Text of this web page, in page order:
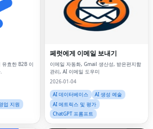
효한 B2B 이
업 지원
페럿에게 이메일 보내기
이메일 자동화, Gmail 생산성, 받은편지함
관리, AI 이메일 도우미
2026-01-04
AI 데이터베이스
AI 생성 예술
AI 메트릭스 및 평가
ChatGPT 프롬프트